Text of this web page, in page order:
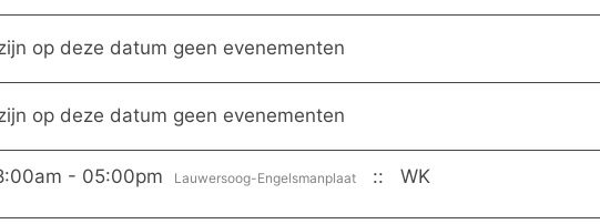
op deze datum geen evenementen
op deze datum geen evenementen
- 05:00pm Lauwersoog-Engelsmanplaat :: WK